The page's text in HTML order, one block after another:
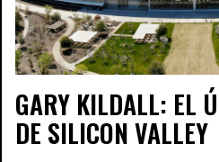
GARY KILDALL: EL
DE SILICON VALLEY